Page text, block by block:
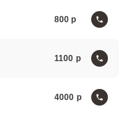
800
1100
4000